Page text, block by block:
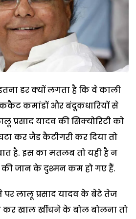
डर क्यों लगता है कि वे काली
कमांडों और बंदूकधारियों से
प्रसाद यादव की सिक्योरिटी को
कर जैड कैटीगरी कर दिया तो
है. इस का मतलब तो यही है न
की जान के दुश्मन कम हो गए हैं.
पर लालू प्रसाद यादव के बेटे तेज
कर खाल खींचने के बोल बोलना तो